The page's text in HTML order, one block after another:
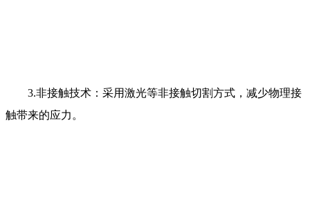
3.非接触技术：采用激光等非接触切割方式，减少物理接
触带来的应力。